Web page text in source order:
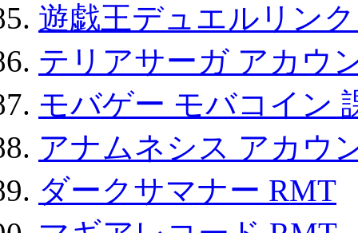
遊戯王デュエルリン
テリアサーガ アカウ
モバゲー モバコイン
アナムネシス アカウ
ダークサマナー RMT